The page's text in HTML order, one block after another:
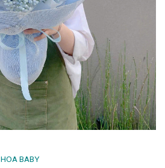
HOA BABY